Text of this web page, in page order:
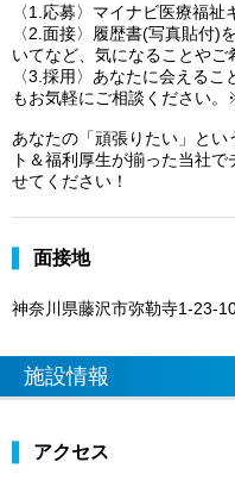
〈1.応募〉マイナビ医療福祉
〈2.面接〉履歴書(写真貼付)
いてなど、気になることやご
〈3.採用〉あなたに会える
もお気軽にご相談ください
あなたの「頑張りたい」と
ト＆福利厚生が揃った当社
せてください！
面接地
神奈川県藤沢市弥勒寺1-23-
施設情報
アクセス